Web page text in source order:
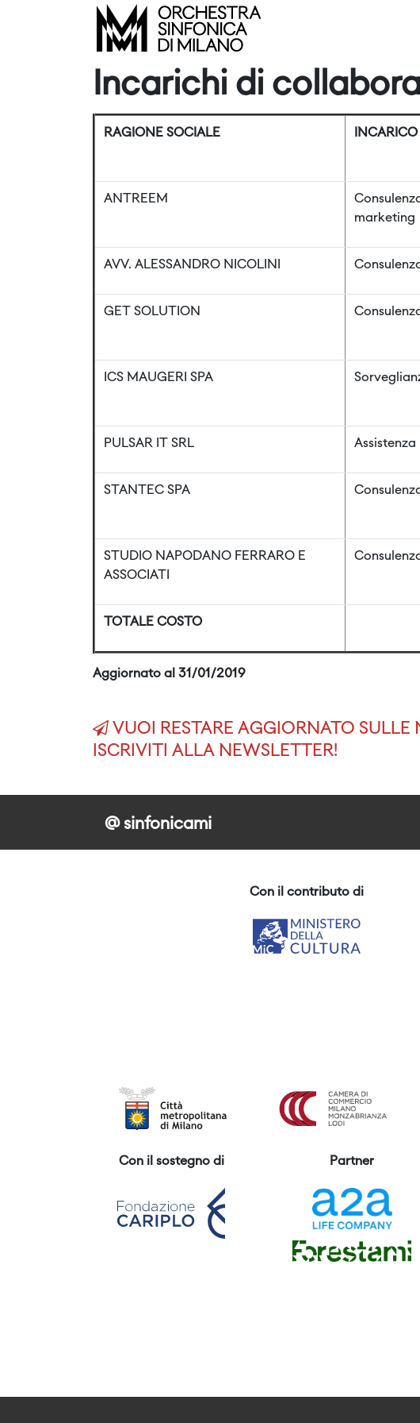
Incarichi di
RAGIONE SOCIALE INCARICO
ANTREEM
marketing
AVV. ALESSANDRO NICOLINI
GET SOLUTION
ICS MAUGERI SPA
PULSAR IT SRL
STANTEC SPA
STUDIO NAPODANO FERRARO E
ASSOCIATI
TOTALE COSTO
Aggiornato al 31/01/2019
VUOI RESTARE AGGIORNATO SULLE
ISCRIVITI ALLA NEWSLETTER!
@ sinfonicami
Con il contributo di
Con il sostegno di Partner